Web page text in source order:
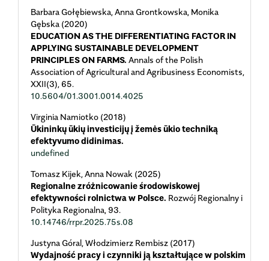
Barbara Gołębiewska, Anna Grontkowska, Monika
Gębska (2020)
EDUCATION AS THE DIFFERENTIATING FACTOR IN
APPLYING SUSTAINABLE DEVELOPMENT
PRINCIPLES ON FARMS. Annals of the Polish
Association of Agricultural and Agribusiness Economists,
XXII(3), 65.
10.5604/01.3001.0014.4025
Virginia Namiotko (2018)
Ūkininkų ūkių investicijų į žemės ūkio techniką
efektyvumo didinimas.
undefined
Tomasz Kijek, Anna Nowak (2025)
Regionalne zróżnicowanie środowiskowej
efektywności rolnictwa w Polsce. Rozwój Regionalny i
Polityka Regionalna, 93.
10.14746/rrpr.2025.75s.08
Justyna Góral, Włodzimierz Rembisz (2017)
Wydajność pracy i czynniki ją kształtujące w polskim